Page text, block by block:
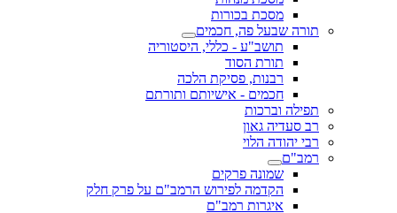
מסכת בכורות
תורה שבעל פה, חכמים
תושב"ע - כללי, היסטוריה
תורת הסוד
רבנות, פסיקת הלכה
חכמים - אישיותם ותורתם
תפילה וברכות
רב סעדיה גאון
רבי יהודה הלוי
רמב"ם
שמונה פרקים
הקדמה לפירוש הרמב"ם על פרק חלק
איגרות רמב"ם